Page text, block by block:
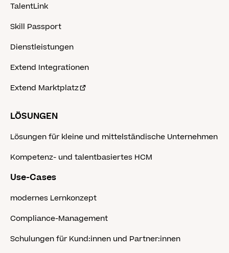
TalentLink
Skill Passport
Dienstleistungen
Extend Integrationen
Extend Marktplatz
LÖSUNGEN
Lösungen für kleine und mittelständische Unternehmen
Kompetenz- und talentbasiertes HCM
Use-Cases
modernes Lernkonzept
Compliance-Management
Schulungen für Kund:innen und Partner:innen